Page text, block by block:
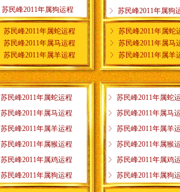
苏民峰2011年属狗运程 ꁕ 苏民峰2011年属狗
苏民峰2011年属蛇运程
苏民峰2011年属马运程
苏民峰2011年属羊运程
苏民峰2011年属猴运程
苏民峰2011年属鸡运程
苏民峰2011年属狗运程
苏民峰2011年属蛇运程
苏民峰2011年属马运程
苏民峰2011年属羊运程
ꁕ 苏民峰2011年属蛇
ꁕ 苏民峰2011年属马
ꁕ 苏民峰2011年属羊
ꁕ 苏民峰2011年属猴
ꁕ 苏民峰2011年属鸡
ꁕ 苏民峰2011年属狗
ꁕ 苏民峰2011年属蛇
ꁕ 苏民峰2011年属马
ꁕ 苏民峰2011年属羊